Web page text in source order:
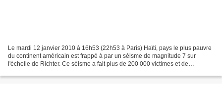
Le mardi 12 janvier 2010 à 16h53 (22h53 à Paris) Haïti, pays le plus pauvre
du continent américain est frappé à par un séisme de magnitude 7 sur
l'échelle de Richter. Ce séisme a fait plus de 200 000 victimes et de